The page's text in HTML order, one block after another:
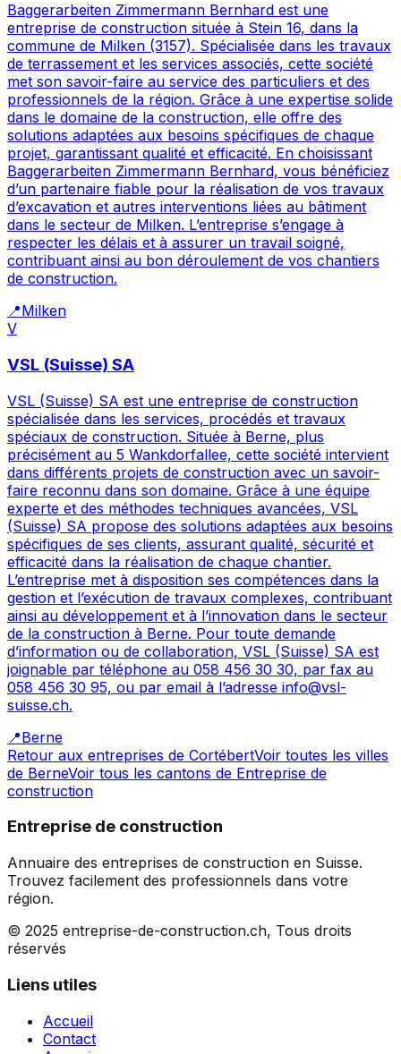
Baggerarbeiten Zimmermann Bernhard est une
entreprise de construction située à Stein 16, dans la
commune de Milken (3157). Spécialisée dans les travaux
de terrassement et les services associés, cette société
met son savoir-faire au service des particuliers et des
professionnels de la région. Grâce à une expertise solide
dans le domaine de la construction, elle offre des
solutions adaptées aux besoins spécifiques de chaque
projet, garantissant qualité et efficacité. En choisissant
Baggerarbeiten Zimmermann Bernhard, vous bénéficiez
d’un partenaire fiable pour la réalisation de vos travaux
d’excavation et autres interventions liées au bâtiment
dans le secteur de Milken. L’entreprise s’engage à
respecter les délais et à assurer un travail soigné,
contribuant ainsi au bon déroulement de vos chantiers
de construction.
📍Milken
V
VSL (Suisse) SA
VSL (Suisse) SA est une entreprise de construction
spécialisée dans les services, procédés et travaux
spéciaux de construction. Située à Berne, plus
précisément au 5 Wankdorfallee, cette société intervient
dans différents projets de construction avec un savoir-
faire reconnu dans son domaine. Grâce à une équipe
experte et des méthodes techniques avancées, VSL
(Suisse) SA propose des solutions adaptées aux besoins
spécifiques de ses clients, assurant qualité, sécurité et
efficacité dans la réalisation de chaque chantier.
L’entreprise met à disposition ses compétences dans la
gestion et l’exécution de travaux complexes, contribuant
ainsi au développement et à l’innovation dans le secteur
de la construction à Berne. Pour toute demande
d’information ou de collaboration, VSL (Suisse) SA est
joignable par téléphone au 058 456 30 30, par fax au
058 456 30 95, ou par email à l’adresse info@vsl-
suisse.ch.
📍Berne
Retour aux entreprises de CortébertVoir toutes les villes
de BerneVoir tous les cantons de Entreprise de
construction
Entreprise de construction
Annuaire des entreprises de construction en Suisse.
Trouvez facilement des professionnels dans votre
région.
© 2025 entreprise-de-construction.ch, Tous droits
réservés
Liens utiles
Accueil
Contact